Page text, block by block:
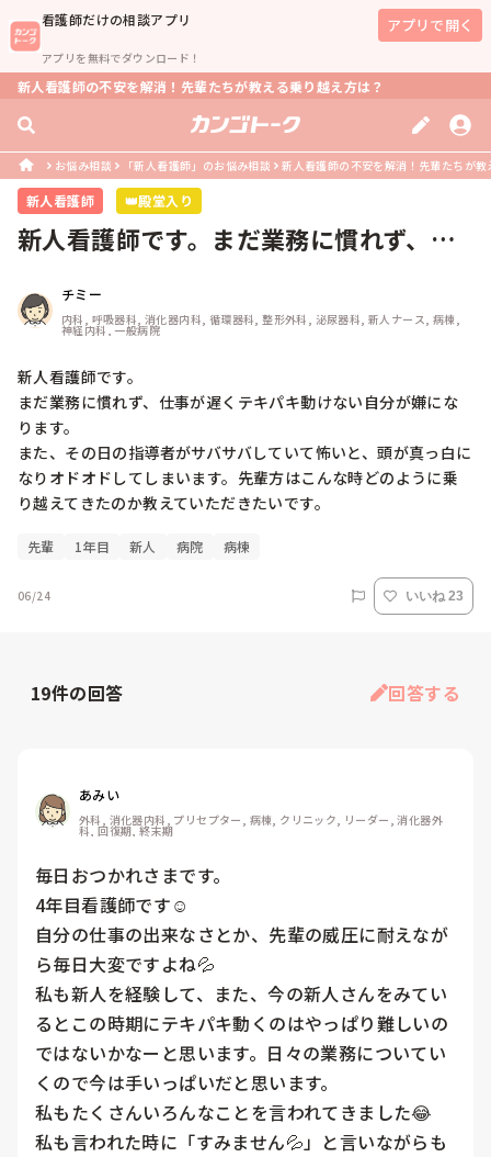
看護師だけの相談アプリ
アプリを無料でダウンロード！
アプリで開く
新人看護師の不安を解消！先輩たちが教える乗り越え方は？
お悩み相談 「新人看護師」のお悩み相談 新人看護師の不安を解消！先輩たちが
新人看護師 👑殿堂入り
新人看護師です。まだ業務に慣れず、仕
チミー
内科, 呼吸器科, 消化器内科, 循環器科, 整形外科, 泌尿器科, 新人ナース, 病棟,
神経内科, 一般病院
新人看護師です。
まだ業務に慣れず、仕事が遅くテキパキ動けない自分が嫌にな
ります。
また、その日の指導者がサバサバしていて怖いと、頭が真っ白に
なりオドオドしてしまいます。先輩方はこんな時どのように乗
り越えてきたのか教えていただきたいです。
先輩 1年目 新人 病院 病棟
06/24 いいね 23
19件の回答 回答する
あみい
外科, 消化器内科, プリセプター, 病棟, クリニック, リーダー, 消化器外
科, 回復期, 終末期
毎日おつかれさまです。
4年目看護師です☺️
自分の仕事の出来なさとか、先輩の威圧に耐えなが
ら毎日大変ですよね💦
私も新人を経験して、また、今の新人さんをみてい
るとこの時期にテキパキ動くのはやっぱり難しいの
ではないかなーと思います。日々の業務についてい
くので今は手いっぱいだと思います。
私もたくさんいろんなことを言われてきました😂
私も言われた時に「すみません💦」と言いながらも